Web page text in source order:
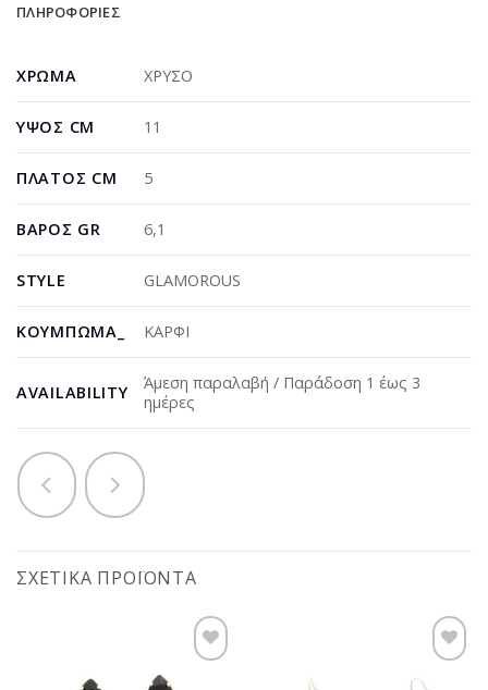
ΠΛΗΡΟΦΟΡΊΕΣ
ΧΡΏΜΑ ΧΡΥΣΟ
ΎΨΟΣ CM 11
ΠΛΆΤΟΣ CM 5
ΒΆΡΟΣ GR 6,1
STYLE GLAMOROUS
ΚΟΎΜΠΩΜΑ_ ΚΑΡΦΙ
AVAILABILITY
Άμεση παραλαβή / Παράδοση 1 έως 3
ημέρες
ΣΧΕΤΙΚΆ ΠΡΟΪΌΝΤΑ